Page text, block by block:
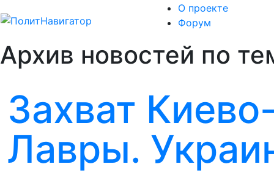
О проекте
Форум
Архив новостей по
Захват
Лавры.